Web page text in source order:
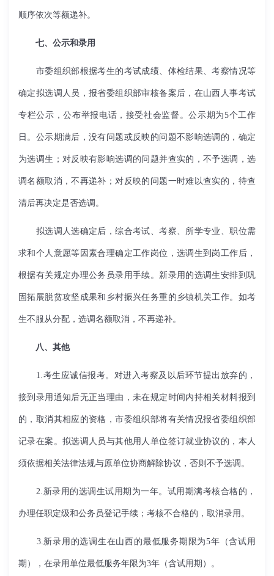
顺序依次等额递补。
七、公示和录用
市委组织部根据考生的考试成绩、体检结果、考察情况等
确定拟选调人员，报省委组织部审核备案后，在山西人事考试
专栏公示，公布举报电话，接受社会监督。公示期为5个工作
日。公示期满后，没有问题或反映的问题不影响选调的，确定
为选调生；对反映有影响选调的问题并查实的，不予选调，选
调名额取消，不再递补；对反映的问题一时难以查实的，待查
清后再决定是否选调。
拟选调人选确定后，综合考试、考察、所学专业、职位需
求和个人意愿等因素合理确定工作岗位，选调生到岗工作后，
根据有关规定办理公务员录用手续。新录用的选调生安排到巩
固拓展脱贫攻坚成果和乡村振兴任务重的乡镇机关工作。如考
生不服从分配，选调名额取消，不再递补。
八、其他
1. 考生应诚信报考。对进入考察及以后环节提出放弃的，
接到录用通知后无正当理由，未在规定时间内持相关材料报到
的，取消其相应的资格，市委组织部将有关情况报省委组织部
记录在案。拟选调人员与其他用人单位签订就业协议的，本人
须依据相关法律法规与原单位协商解除协议，否则不予选调。
2. 新录用的选调生试用期为一年。试用期满考核合格的，
办理任职定级和公务员登记手续；考核不合格的，取消录用。
3. 新录用的选调生在山西的最低服务期限为5年（含试用
期），在录用单位最低服务年限为3年（含试用期）。